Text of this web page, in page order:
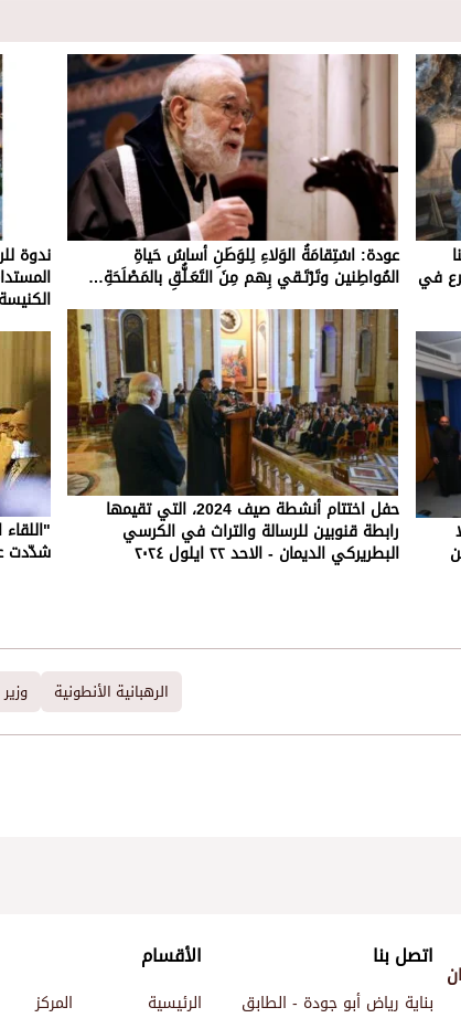
في
عودة: اسْتِقامَةُ الوَلاءِ لِلوَطَنِ أساسُ حَياةِ
المُواطِنين وتَرْتَـقي بِهم مِنَ التَعَـلُّقِ بالمَصْلَحَةِ…
حفل اختتام أنشطة صيف 2024، التي تقيمها
رابطة قنوبين للرسالة والتراث في الكرسي
البطريركي الديمان - الاحد ٢٢ ايلول ٢٠٢٤
ندوة
شدّدت
الرهبانية الأنطونية
اتصل بنا
بناية رياض أبو جودة - الطابق
الأقسام
الرئيسية المركز